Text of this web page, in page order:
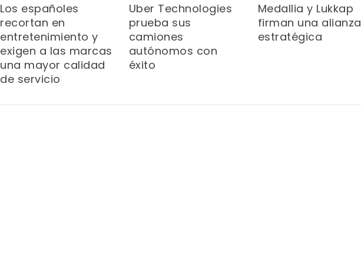
Los españoles
recortan en
entretenimiento y
exigen a las marcas
una mayor calidad
de servicio
Uber Technologies
prueba sus
camiones
autónomos con
éxito
Medallia y Lukkap
firman una alianza
estratégica